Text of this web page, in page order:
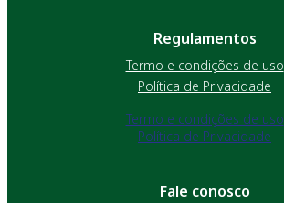
Regulamentos
Termo e condições de uso
Política de Privacidade
Termo e condições de uso
Política de Privacidade
Fale conosco